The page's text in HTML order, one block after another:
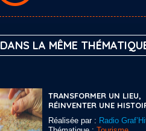
DANS LA MÊME
TRANSFORMER UN LIEU,
RÉINVENTER UNE
Réalisée par : Radio